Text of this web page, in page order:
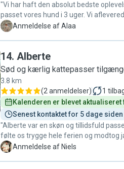
"Vi har haft den absolut bedste
passet vores hund i 3 uger. Vi
en endnu gladere og mere rolig hund
havde det. Vi kan give de varmeste
helt sikkert spørge igen en anden gang."
A Anmeldelse af Alaa
14. Alberte
Sød og kærlig kattepasser
3.8 km
(2 anmeldelser) 1
Kalenderen er blevet
Senest kontaktet for 5 dage siden
"Alberte var en skøn og tillidsfuld
følte os trygge hele ferien og modtog
opdateringer med billeder og
N Anmeldelse af Niels